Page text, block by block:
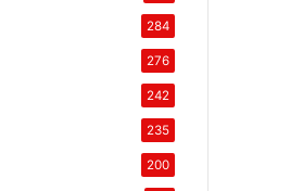
284
276
242
235
200